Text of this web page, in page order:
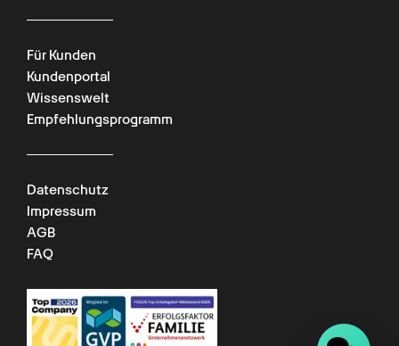
Für Kunden
Kundenportal
Wissenswelt
Empfehlungsprogramm
Datenschutz
Impressum
AGB
FAQ